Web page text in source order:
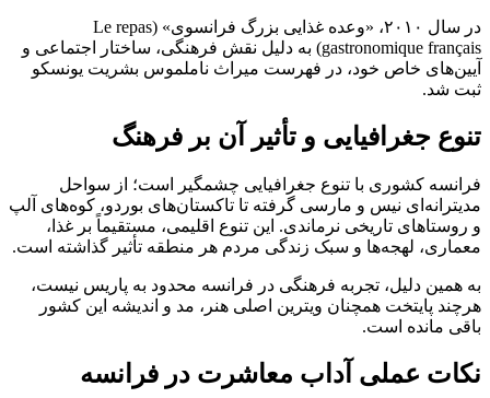
در سال ۲۰۱۰، «وعده غذایی بزرگ فرانسوی» (Le repas
gastronomique français) به دلیل نقش فرهنگی، ساختار اجتماعی و
آیین‌های خاص خود، در فهرست میراث ناملموس بشریت یونسکو
ثبت شد.
تنوع جغرافیایی و تأثیر آن بر فرهنگ
فرانسه کشوری با تنوع جغرافیایی چشمگیر است؛ از سواحل
مدیترانه‌ای نیس و مارسی گرفته تا تاکستان‌های بوردو، کوه‌های آلپ
و روستاهای تاریخی نرماندی. این تنوع اقلیمی، مستقیماً بر غذا،
معماری، لهجه‌ها و سبک زندگی مردم هر منطقه تأثیر گذاشته است.
به همین دلیل، تجربه فرهنگی در فرانسه محدود به پاریس نیست،
هرچند پایتخت همچنان ویترین اصلی هنر، مد و اندیشه این کشور
باقی مانده است.
نکات عملی آداب معاشرت در فرانسه